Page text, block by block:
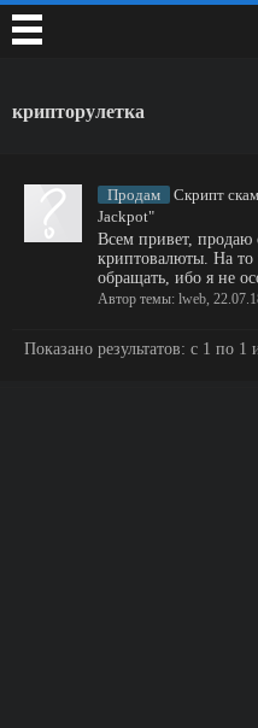
крипторулетка
Продам
Скрипт
Jackpot"
Всем привет, продаю
криптовалюты. На то
обращать, ибо я не
Автор темы: lweb,
Показано результатов: с 1 по 1